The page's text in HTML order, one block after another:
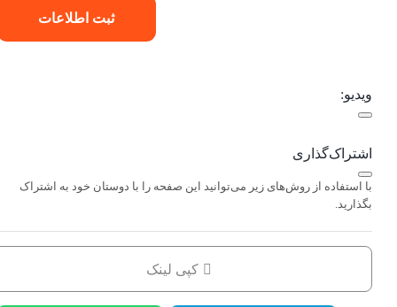
ثبت اطلاعات
ویدیو:
اشتراک‌گذاری
با استفاده از روش‌های زیر می‌توانید این صفحه را با دوستان خود به اشتراک
بگذارید.
کپی لینک